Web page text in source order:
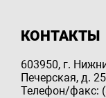
КОНТАКТЫ
603950, г.
Печерская, д.
Телефон/факс: